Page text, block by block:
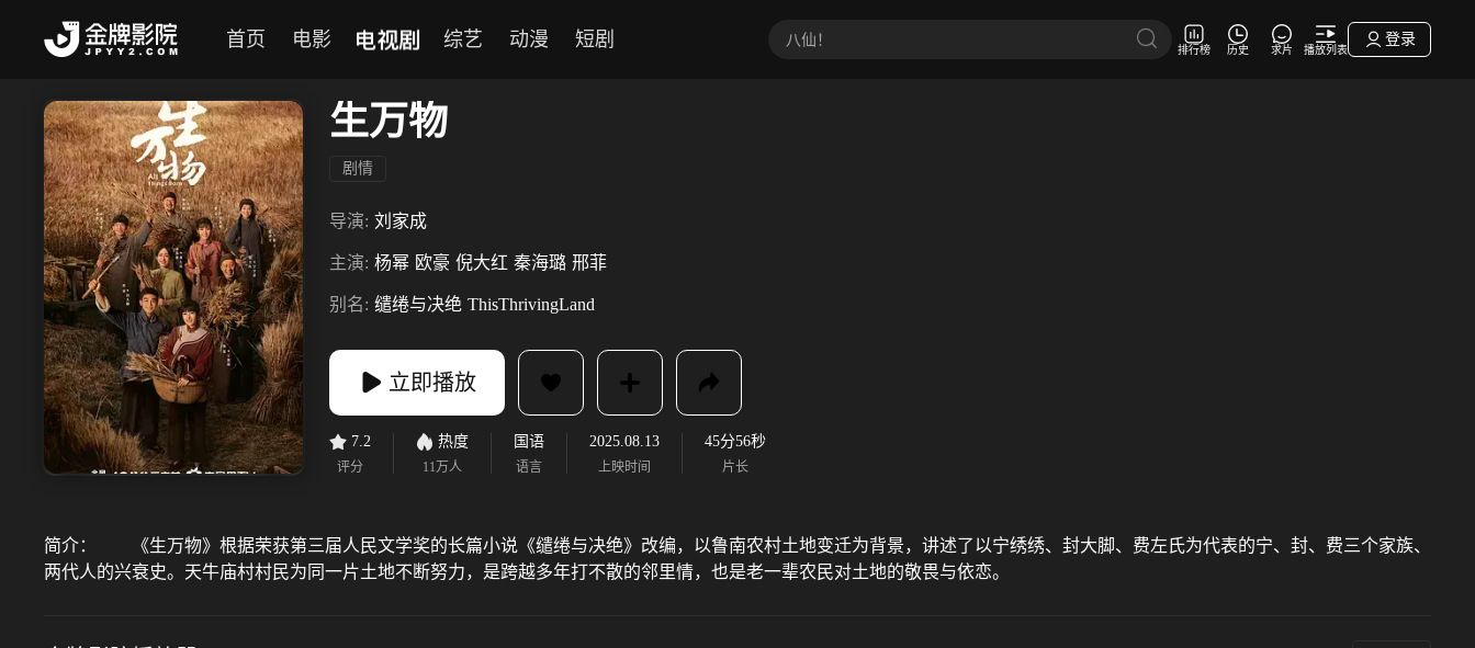
首页 电影 电视剧 综艺 动漫 短剧 排行榜 历史 求片 播放列表
登录
生万物
剧情
导演: 刘家成
主演: 杨幂 欧豪 倪大红 秦海璐 邢菲
别名: 缱绻与决绝 ThisThrivingLand
立即播放
7.2
评分
热度
11万人
国语
语言
2025.08.13
上映时间
45分56秒
片长
简介：
《生万物》根据荣获第三届人民文学奖的长篇小说《缱绻与决绝》改编，以鲁南农村土地变迁为背景，讲述了以宁绣绣、封大脚、费左氏为代表的宁、封、费三个家族、
两代人的兴衰史。天牛庙村村民为同一片土地不断努力，是跨越多年打不散的邻里情，也是老一辈农民对土地的敬畏与依恋。